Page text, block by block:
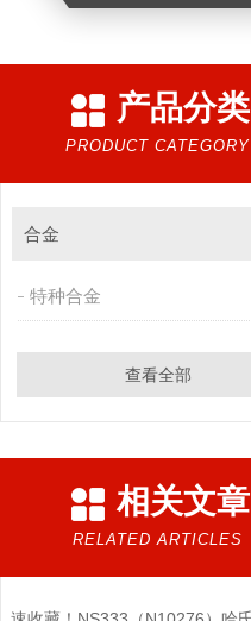
产品分类
PRODUCT CATEGORY
合金
特种合金
查看全部
相关文章
RELATED ARTICLES